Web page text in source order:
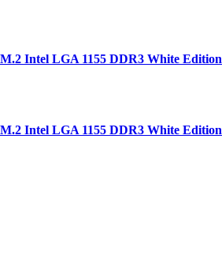
Intel LGA 1155 DDR3 White Edition
Intel LGA 1155 DDR3 White Edition